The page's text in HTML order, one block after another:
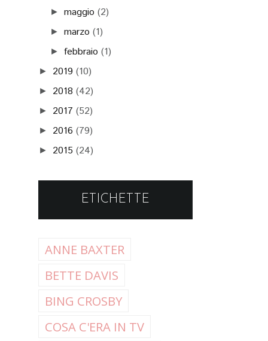
►maggio (2)
►marzo (1)
►febbraio (1)
► 2019 (10)
► 2018 (42)
► 2017 (52)
► 2016 (79)
► 2015 (24)
ETICHETTE
ANNE BAXTER
BETTE DAVIS
BING CROSBY
COSA C'ERA IN TV